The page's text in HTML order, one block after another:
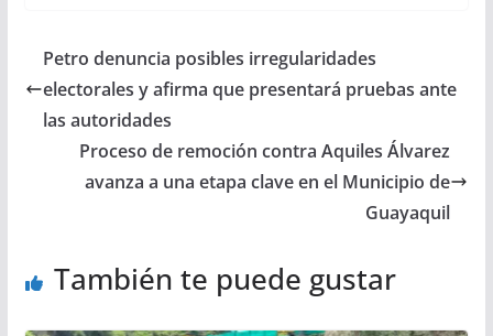
Petro denuncia posibles irregularidades
electorales y afirma que presentará pruebas ante
las autoridades
Proceso de remoción contra Aquiles Álvarez
avanza a una etapa clave en el Municipio de
Guayaquil
También te puede gustar